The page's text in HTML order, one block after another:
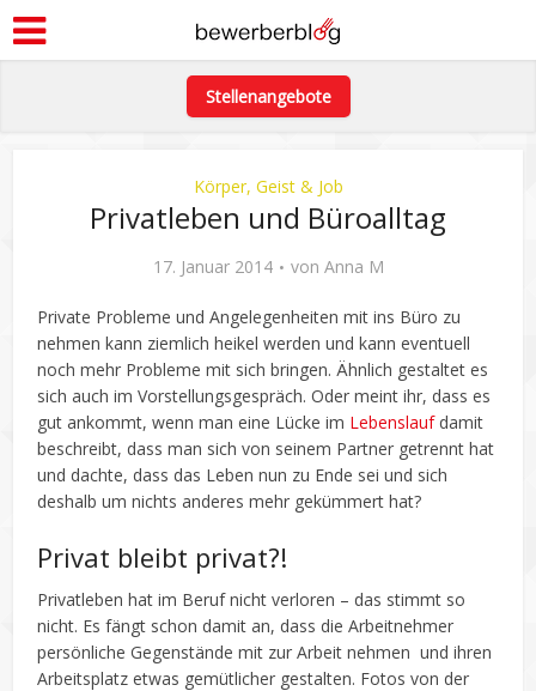
Stellenangebote
Körper, Geist & Job
Privatleben und Büroalltag
17. Januar 2014 von Anna M
Private Probleme und Angelegenheiten mit ins Büro zu
nehmen kann ziemlich heikel werden und kann eventuell
noch mehr Probleme mit sich bringen. Ähnlich gestaltet es
sich auch im Vorstellungsgespräch. Oder meint ihr, dass es
gut ankommt, wenn man eine Lücke im Lebenslaufdamit
beschreibt, dass man sich von seinem Partner getrennt hat
und dachte, dass das Leben nun zu Ende sei und sich
deshalb um nichts anderes mehr gekümmert hat?
Privat bleibt privat?!
Privatleben hat im Beruf nicht verloren – das stimmt so
nicht. Es fängt schon damit an, dass die Arbeitnehmer
persönliche Gegenstände mit zur Arbeit nehmen und ihren
Arbeitsplatz etwas gemütlicher gestalten. Fotos von der